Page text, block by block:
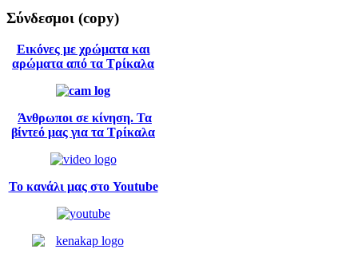
Σύνδεσμοι (copy)
Εικόνες με χρώματα και
αρώματα από τα Τρίκαλα
Άνθρωποι σε κίνηση. Τα
βίντεό μας για τα Τρίκαλα
Το κανάλι μας στο Youtube